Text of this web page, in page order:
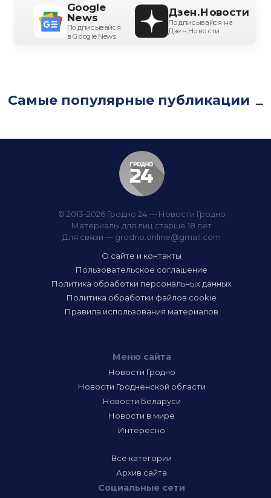
Google
News
Подписывайся
в Google News
Дзен.Новости
Подписывайся на
Дзен.Новости
Самые популярные публикации
© 2013-2026 Гродно 24 — Новости Гродно
Материалы для лиц старше 18 лет
Для связи — grodno.online@gmail.com
О сайте и контакты
Пользовательское соглашение
Политика обработки персональных данных
Политика обработки файлов cookie
Правила использования материалов
Меню сайта
Новости Гродно
Новости Гродненской области
Новости Беларуси
Новости в мире
Интересно
Все категории
Архив сайта
Социальные сети